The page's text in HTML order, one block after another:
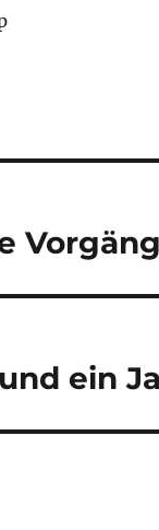
ein